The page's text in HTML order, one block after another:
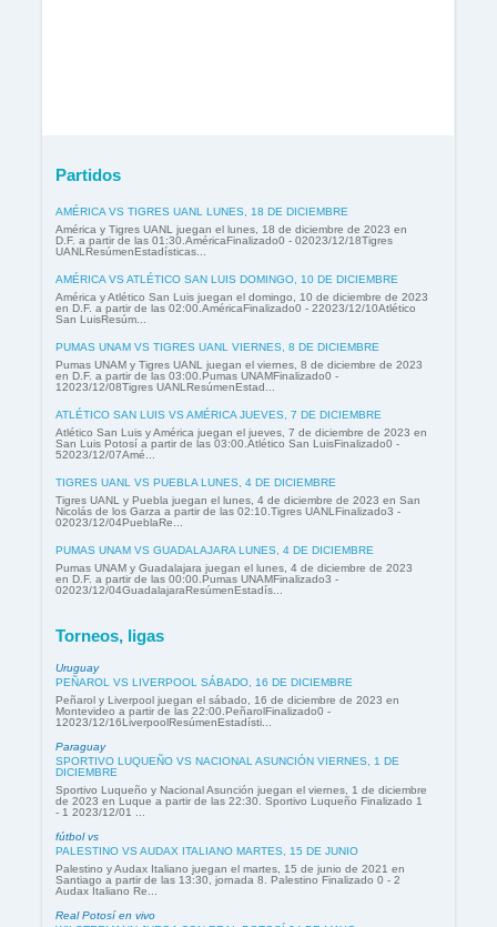
Partidos
AMÉRICA VS TIGRES UANL LUNES, 18 DE DICIEMBRE
América y Tigres UANL juegan el lunes, 18 de diciembre de 2023 en
D.F. a partir de las 01:30.AméricaFinalizado0 - 02023/12/18Tigres
UANLResúmenEstadísticas...
AMÉRICA VS ATLÉTICO SAN LUIS DOMINGO, 10 DE DICIEMBRE
América y Atlético San Luis juegan el domingo, 10 de diciembre de 2023
en D.F. a partir de las 02:00.AméricaFinalizado0 - 22023/12/10Atlético
San LuisResúm...
PUMAS UNAM VS TIGRES UANL VIERNES, 8 DE DICIEMBRE
Pumas UNAM y Tigres UANL juegan el viernes, 8 de diciembre de 2023
en D.F. a partir de las 03:00.Pumas UNAMFinalizado0 -
12023/12/08Tigres UANLResúmenEstad...
ATLÉTICO SAN LUIS VS AMÉRICA JUEVES, 7 DE DICIEMBRE
Atlético San Luis y América juegan el jueves, 7 de diciembre de 2023 en
San Luis Potosí a partir de las 03:00.Atlético San LuisFinalizado0 -
52023/12/07Amé...
TIGRES UANL VS PUEBLA LUNES, 4 DE DICIEMBRE
Tigres UANL y Puebla juegan el lunes, 4 de diciembre de 2023 en San
Nicolás de los Garza a partir de las 02:10.Tigres UANLFinalizado3 -
02023/12/04PueblaRe...
PUMAS UNAM VS GUADALAJARA LUNES, 4 DE DICIEMBRE
Pumas UNAM y Guadalajara juegan el lunes, 4 de diciembre de 2023
en D.F. a partir de las 00:00.Pumas UNAMFinalizado3 -
02023/12/04GuadalajaraResúmenEstadís...
Torneos, ligas
Uruguay
PEÑAROL VS LIVERPOOL SÁBADO, 16 DE DICIEMBRE
Peñarol y Liverpool juegan el sábado, 16 de diciembre de 2023 en
Montevideo a partir de las 22:00.PeñarolFinalizado0 -
12023/12/16LiverpoolResúmenEstadísti...
Paraguay
SPORTIVO LUQUEÑO VS NACIONAL ASUNCIÓN VIERNES, 1 DE
DICIEMBRE
Sportivo Luqueño y Nacional Asunción juegan el viernes, 1 de diciembre
de 2023 en Luque a partir de las 22:30. Sportivo Luqueño Finalizado 1
- 1 2023/12/01 ...
fútbol vs
PALESTINO VS AUDAX ITALIANO MARTES, 15 DE JUNIO
Palestino y Audax Italiano juegan el martes, 15 de junio de 2021 en
Santiago a partir de las 13:30, jornada 8. Palestino Finalizado 0 - 2
Audax Italiano Re...
Real Potosí en vivo